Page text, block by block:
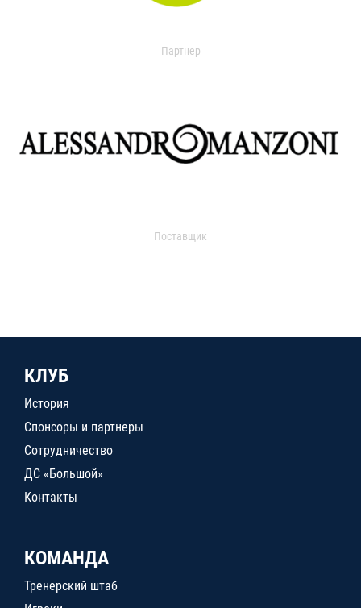
Партнер
Поставщик
КЛУБ
История
Спонсоры и партнеры
Сотрудничество
ДС «Большой»
Контакты
КОМАНДА
Тренерский штаб